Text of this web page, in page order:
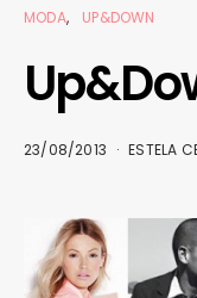
MODA UP&DOWN
23/08/2013 ESTELA